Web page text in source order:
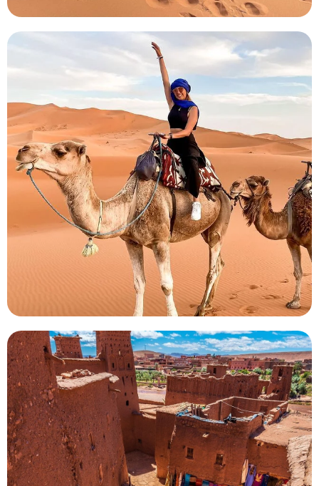
3 días de vacaciones en el desierto de
Marrakech a Merzouga
Este programa es sin duda uno de los más populares. Se
trata de una excursión de 3 días por el desierto, de
Marrakech a Merzouga, repleta de nuevos
descubrimientos.
Excursión de 3 días de Marrakech a
Fez por el desierto
Es posible hacer una excursión en camello y pasar la